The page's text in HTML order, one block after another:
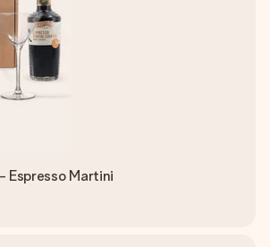
Espresso Martini